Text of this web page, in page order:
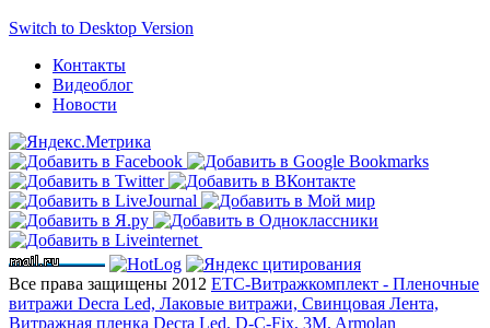
Switch to Desktop Version
Контакты
Видеоблог
Новости
Все права защищены 2012 ЕТС-Витражкомплект - Пленочные
витражи Decra Led, Лаковые витражи, Свинцовая Лента,
Витражная пленка Decra Led, D-C-Fix, 3M, Armolan